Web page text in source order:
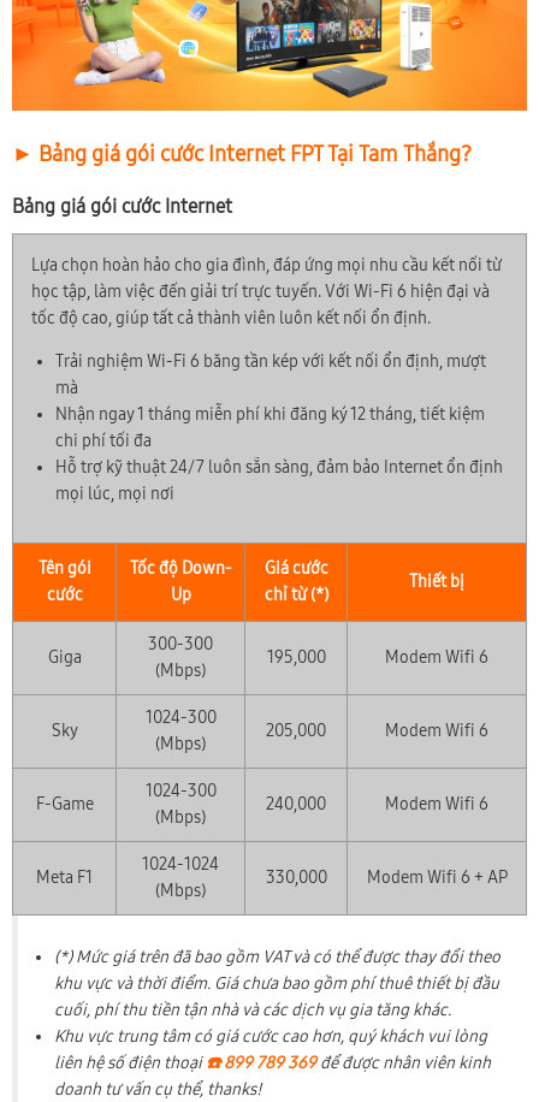
► Bảng giá gói cước Internet FPT Tại Tam Thắng?
Bảng giá gói cước Internet
Lựa chọn hoàn hảo cho gia đình, đáp ứng mọi nhu cầu kết nối từ
học tập, làm việc đến giải trí trực tuyến. Với Wi-Fi 6 hiện đại và
tốc độ cao, giúp tất cả thành viên luôn kết nối ổn định.
Trải nghiệm Wi-Fi 6 băng tần kép với kết nối ổn định, mượt
mà
Nhận ngay 1 tháng miễn phí khi đăng ký 12 tháng, tiết kiệm
chi phí tối đa
Hỗ trợ kỹ thuật 24/7 luôn sẵn sàng, đảm bảo Internet ổn định
mọi lúc, mọi nơi
Tên gói
cước
Tốc độ Down-
Up
Giá cước
chỉ từ (*)
Thiết bị
Giga
300-300
(Mbps)
195,000 Modem Wifi 6
Sky
1024-300
(Mbps)
205,000 Modem Wifi 6
F-Game
1024-300
(Mbps)
240,000 Modem Wifi 6
Meta F1
1024-1024
(Mbps)
330,000 Modem Wifi 6 + AP
(*) Mức giá trên đã bao gồm VAT và có thể được thay đổi theo
khu vực và thời điểm. Giá chưa bao gồm phí thuê thiết bị đầu
cuối, phí thu tiền tận nhà và các dịch vụ gia tăng khác.
Khu vực trung tâm có giá cước cao hơn, quý khách vui lòng
liên hệ số điện thoại☎️ 899 789 369để được nhân viên kinh
doanh tư vấn cụ thể, thanks!